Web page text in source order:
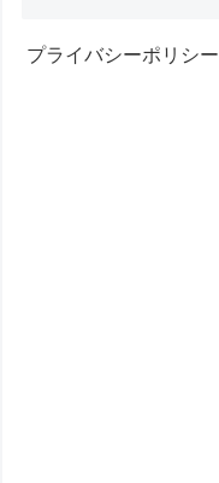
プライバシーポリシー